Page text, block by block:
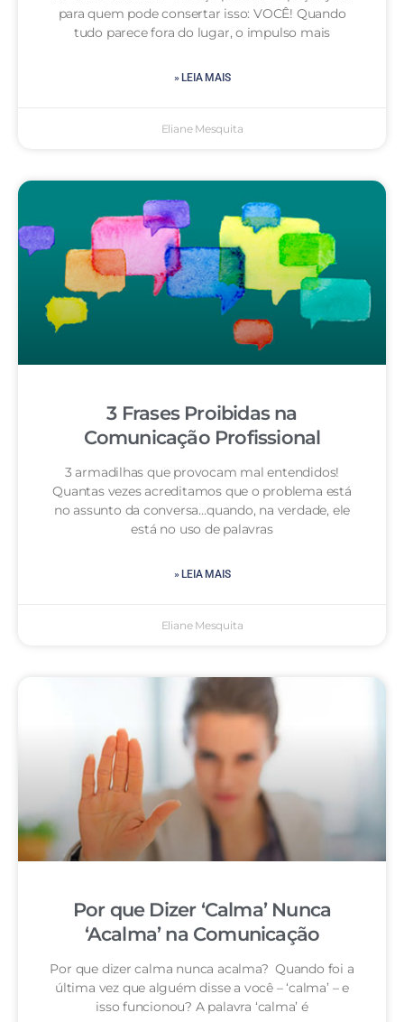
para quem pode consertar isso: VOCÊ! Quando
tudo parece fora do lugar, o impulso mais
» LEIA MAIS
Eliane Mesquita
3 Frases Proibidas na
Comunicação Profissional
3 armadilhas que provocam mal entendidos!
Quantas vezes acreditamos que o problema está
no assunto da conversa…quando, na verdade, ele
está no uso de palavras
» LEIA MAIS
Eliane Mesquita
Por que Dizer ‘Calma’ Nunca
‘Acalma’ na Comunicação
Por que dizer calma nunca acalma? Quando foi a
última vez que alguém disse a você – ‘calma’ – e
isso funcionou? A palavra ‘calma’ é